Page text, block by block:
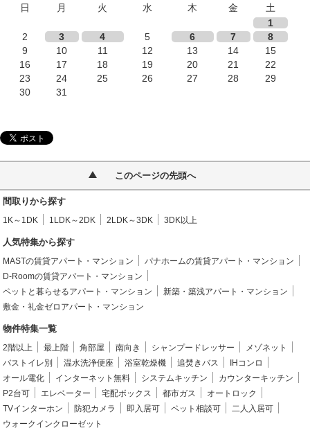
日
月 火 水 木 金
土
1
2
3 4 5 6 7
8
9
10 11 12 13 14
15
16
17 18 19 20 21
22
23
24 25 26 27 28
29
30
31
このページの先頭へ
間取りから探す
1K～1DK 1LDK～2DK 2LDK～3DK 3DK以上
人気特集から探す
MASTの賃貸アパート・マンション
パナホームの賃貸アパート・マンション
D-Roomの賃貸アパート・マンション
ペットと暮らせるアパート・マンション
新築・築浅アパート・マンション
敷金・礼金ゼロアパート・マンション
物件特集一覧
2階以上 最上階 角部屋 南向き シャンプードレッサー
メゾネット
バストイレ別
温水洗浄便座 浴室乾燥機 追焚きバス
IHコンロ
オール電化
インターネット無料 システムキッチン
カウンターキッチン
P2台可
エレベーター 宅配ボックス 都市ガス
オートロック
TVインターホン
防犯カメラ 即入居可 ペット相談可
二人入居可
ウォークインクローゼット